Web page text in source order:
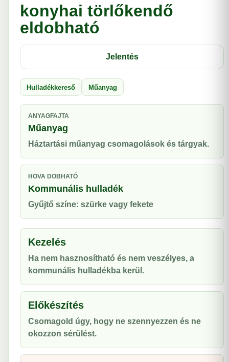
konyhai törlőkendő
eldobható
Jelentés
Hulladékkereső Műanyag
ANYAGFAJTA
Műanyag
Háztartási műanyag csomagolások és tárgyak.
HOVA DOBHATÓ
Kommunális hulladék
Gyűjtő színe: szürke vagy fekete
Kezelés
Ha nem hasznosítható és nem veszélyes, a
kommunális hulladékba kerül.
Előkészítés
Csomagold úgy, hogy ne szennyezzen és ne
okozzon sérülést.